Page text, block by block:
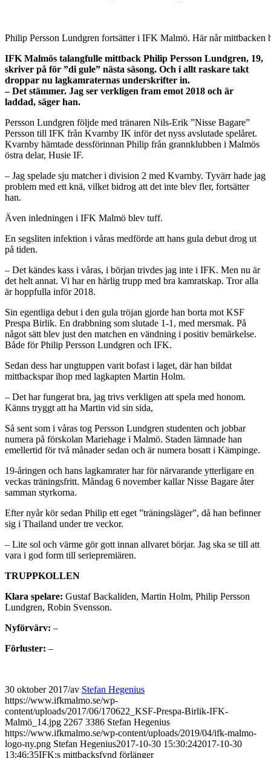
Philip Persson Lundgren fortsätter i IFK Malmö. Här når
IFK Malmös talangfulle mittback Philip Persson Lundgren, 19,
skriver på för ”di gule” nästa säsong. Och i allt raskare takt
droppar nu lagkamraternas underskrifter in.
– Det stämmer. Jag ser verkligen fram emot 2018 och är
laddad, säger han.
Persson Lundgren följde med tränaren Nils-Erik ”Nisse Bagare”
Persson till IFK från Kvarnby IK inför det nyss avslutade spelåret.
Kvarnby hämtade dessförinnan Philip från grannklubben i Malmös
östra delar, Husie IF.
– Jag spelade sju matcher i division 2 med Kvarnby. Tyvärr hade jag
problem med ett knä, vilket bidrog att det inte blev fler, fortsätter
han.
Även inledningen i IFK Malmö blev tuff.
En segsliten infektion i våras medförde att hans gula debut drog ut
på tiden.
– Det kändes kass i våras, i början trivdes jag inte i IFK. Men nu är
det helt annat. Vi har en härlig trupp med bra kamratskap. Tror alla
är hoppfulla inför 2018.
Sin egentliga debut i den gula tröjan gjorde han borta mot KSF
Prespa Birlik. En drabbning som slutade 1-1, med mersmak. På
något sätt blev just den matchen en vändning i positiv bemärkelse.
Både för Philip Persson Lundgren och IFK.
Sedan dess har ungtuppen varit bofast i laget, där han bildat
mittbackspar ihop med lagkapten Martin Holm.
– Det har fungerat bra, jag trivs verkligen att spela med honom.
Känns tryggt att ha Martin vid sin sida,
Så sent som i våras tog Persson Lundgren studenten och jobbar
numera på förskolan Mariehage i Malmö. Staden lämnade han
emellertid för två månader sedan och är numera bosatt i Kämpinge.
19-åringen och hans lagkamrater har för närvarande ytterligare en
veckas träningsfritt. Måndag 6 november kallar Nisse Bagare åter
samman styrkorna.
Efter nyår kör sedan Philip ett eget ”träningsläger”, då han befinner
sig i Thailand under tre veckor.
– Lite sol och värme gör gott innan allvaret börjar. Jag ska se till att
vara i god form till seriepremiären.
TRUPPKOLLEN
Klara spelare: Gustaf Backaliden, Martin Holm, Philip Persson
Lundgren, Robin Svensson.
Nyförvärv: –
Förluster: –
30 oktober 2017/av Stefan Hegenius
https://www.ifkmalmo.se/wp-
content/uploads/2017/06/170622_KSF-Prespa-Birlik-IFK-
Malmö_14.jpg 2267 3386 Stefan Hegenius
https://www.ifkmalmo.se/wp-content/uploads/2019/04/ifk-malmo-
logo-ny.png Stefan Hegenius2017-10-30 15:30:242017-10-30
13:46:35IFK:s mittbacksfynd förlänger